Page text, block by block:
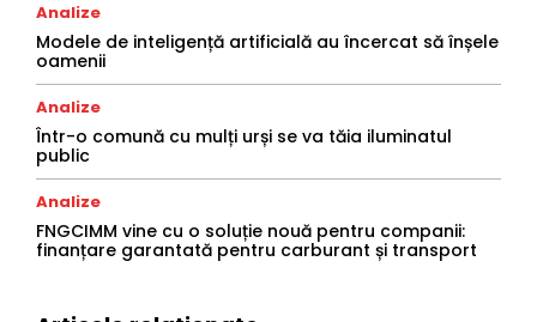
Analize
Modele de inteligență artificială au încercat să înșele
oamenii
Analize
Într-o comună cu mulți urși se va tăia iluminatul
public
Analize
FNGCIMM vine cu o soluție nouă pentru companii:
finanțare garantată pentru carburant și transport